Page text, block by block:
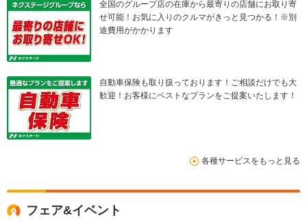
全国のグループ店の在庫から最寄りの店舗にお取り寄
せ可能！お気に入りのクルマがきっと見つかる！※別
途費用がかかります
自動車保険も取り扱っております！ご相談だけでも大
歓迎！お客様にベストなプランをご提案いたします！
各種サービスをもっと見る
フェア&イベント